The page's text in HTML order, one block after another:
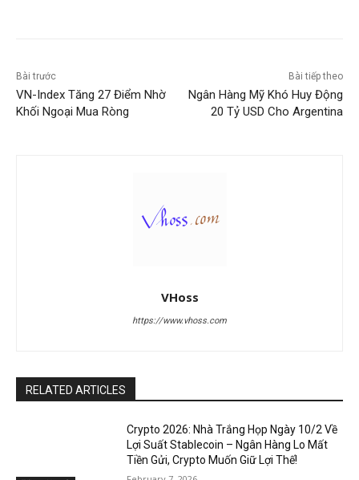
Bài trước
VN-Index Tăng 27 Điểm Nhờ
Khối Ngoại Mua Ròng
Bài tiếp theo
Ngân Hàng Mỹ Khó Huy Động
20 Tỷ USD Cho Argentina
VHoss
https://www.vhoss.com
RELATED ARTICLES
Crypto 2026: Nhà Trắng Họp Ngày 10/2 Về
Lợi Suất Stablecoin – Ngân Hàng Lo Mất
Tiền Gửi, Crypto Muốn Giữ Lợi Thế!